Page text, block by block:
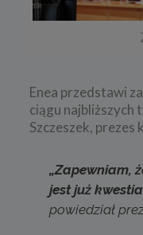
Enea przedstawi
ciągu najbliższych
Szczeszek, prezes
„Zapewniam,
jest już
powiedział